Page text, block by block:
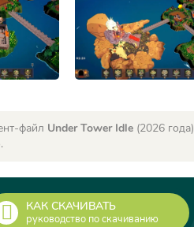
файл Under Tower Idle (2026 года)
КАК СКАЧИВАТЬ
руководство по скачиванию